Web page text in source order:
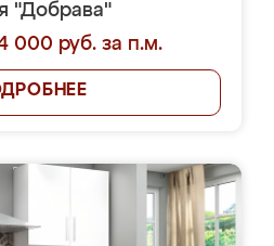
"Добрава"
000 руб. за п.м.